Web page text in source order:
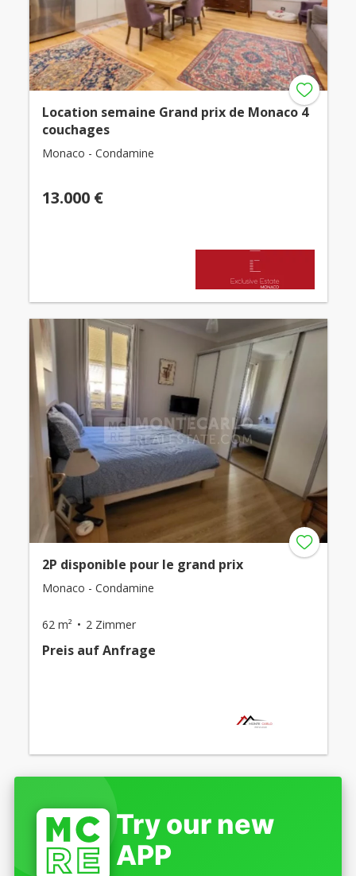
Location semaine Grand prix de Monaco 4
couchages
Monaco - Condamine
13.000 €
2P disponible pour le grand prix
Monaco - Condamine
62 m² 2 Zimmer
Preis auf Anfrage
Try our new
APP